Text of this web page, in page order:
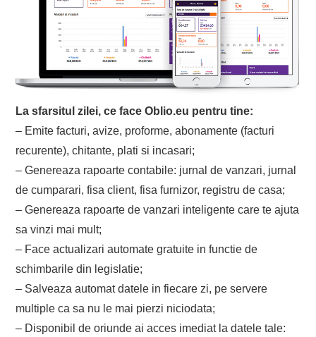
La sfarsitul zilei, ce face Oblio.eu pentru tine:
– Emite facturi, avize, proforme, abonamente (facturi
recurente), chitante, plati si incasari;
– Genereaza rapoarte contabile: jurnal de vanzari, jurnal
de cumparari, fisa client, fisa furnizor, registru de casa;
– Genereaza rapoarte de vanzari inteligente care te ajuta
sa vinzi mai mult;
– Face actualizari automate gratuite in functie de
schimbarile din legislatie;
– Salveaza automat datele in fiecare zi, pe servere
multiple ca sa nu le mai pierzi niciodata;
– Disponibil de oriunde ai acces imediat la datele tale: